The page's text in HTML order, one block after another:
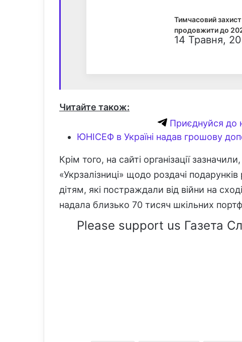
Тимчасовий
продовжити до
14 Травня,
Читайте також:
Приєднуйся до
ЮНІСЕФ в Україні надав грошову
Крім того, на сайті організації
«Укрзалізниці» щодо роздачі
дітям, які постраждали від війни на
надала близько 70 тисяч шкільних
Please support us Газета